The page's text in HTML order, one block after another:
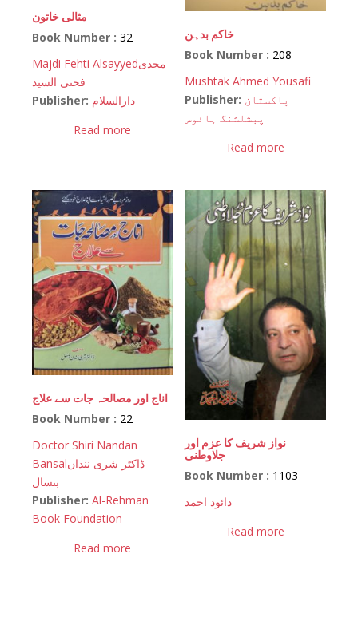
مثالی خاتون
Book Number : 32
Majdi Fehti Alsayyedمجدی
فحتی السید
Publisher: دارالسلام
Read more
خاکم بدہن
Book Number : 208
Mushtak Ahmed Yousafi
Publisher: پاکستان
پبشلشنگ ہائوس
Read more
اناج اور مصالحہ جات سے علاج
Book Number : 22
Doctor Shiri Nandan
Bansalڈاکٹر شری ننداں
بنسال
Publisher: Al-Rehman
Book Foundation
Read more
نواز شریف کا عزم اور
جلاوطنی
Book Number : 1103
دائود احمد
Read more